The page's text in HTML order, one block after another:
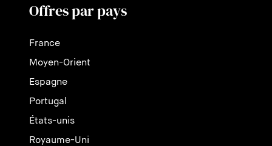
Offres par pays
France
Moyen-Orient
Espagne
Portugal
États-unis
Royaume-Uni